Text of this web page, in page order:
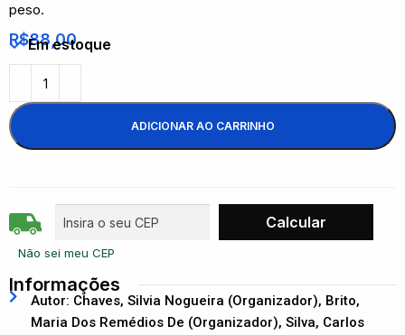
peso.
R$88,00
Em estoque
ADICIONAR AO CARRINHO
Não sei meu CEP
Informações
Autor: Chaves, Silvia Nogueira (Organizador), Brito,
Maria Dos Remédios De (Organizador), Silva, Carlos